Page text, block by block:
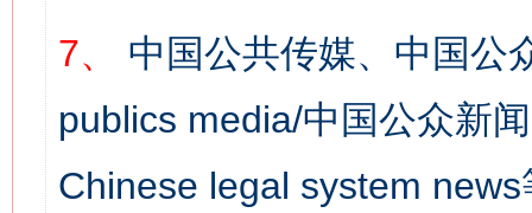
7、
中国公共传媒、中国公
publics media/中国公众新
Chinese legal system